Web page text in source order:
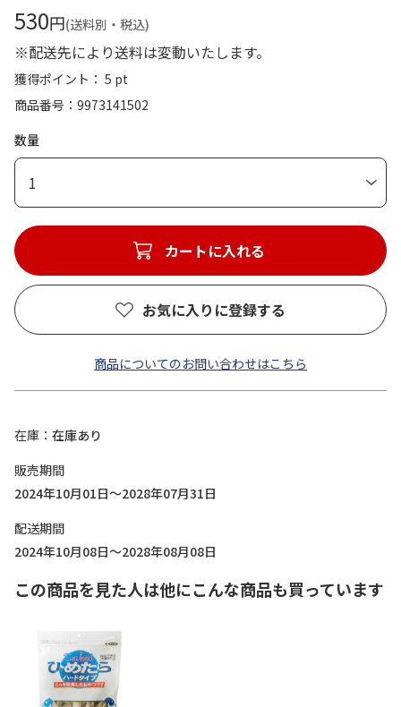
530円(送料別・税込)
※配送先により送料は変動いたします。
獲得ポイント： 5 pt
商品番号
9973141502
数量
1
カートに入れる
お気に入りに登録する
商品についてのお問い合わせはこちら
在庫
在庫あり
販売期間
2024年10月01日～2028年07月31日
配送期間
2024年10月08日～2028年08月08日
この商品を見た人は他にこんな商品も買っています